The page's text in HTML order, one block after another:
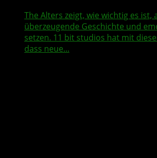
The Alters zeigt, wie wichtig es ist,
überzeugende Geschichte und
setzen. 11 bit studios hat mit
dass neue...